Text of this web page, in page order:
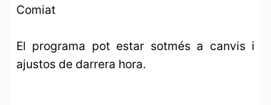
Comiat
El programa pot estar sotmés a canvis i
ajustos de darrera hora.